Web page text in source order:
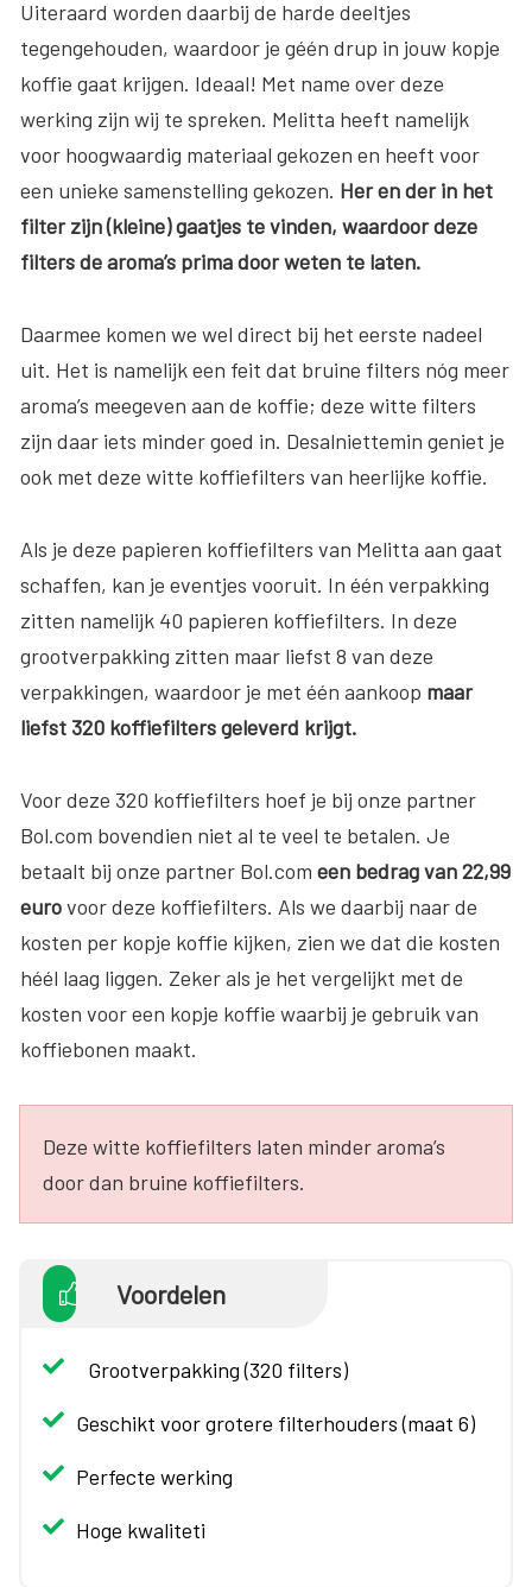
Uiteraard worden daarbij de harde deeltjes
tegengehouden, waardoor je géén drup in jouw kopje
koffie gaat krijgen. Ideaal! Met name over deze
werking zijn wij te spreken. Melitta heeft namelijk
voor hoogwaardig materiaal gekozen en heeft voor
een unieke samenstelling gekozen. Her en der in het
filter zijn (kleine) gaatjes te vinden, waardoor deze
filters de aroma’s prima door weten te laten.
Daarmee komen we wel direct bij het eerste nadeel
uit. Het is namelijk een feit dat bruine filters nóg meer
aroma’s meegeven aan de koffie; deze witte filters
zijn daar iets minder goed in. Desalniettemin geniet je
ook met deze witte koffiefilters van heerlijke koffie.
Als je deze papieren koffiefilters van Melitta aan gaat
schaffen, kan je eventjes vooruit. In één verpakking
zitten namelijk 40 papieren koffiefilters. In deze
grootverpakking zitten maar liefst 8 van deze
verpakkingen, waardoor je met één aankoop maar
liefst 320 koffiefilters geleverd krijgt.
Voor deze 320 koffiefilters hoef je bij onze partner
Bol.com bovendien niet al te veel te betalen. Je
betaalt bij onze partner Bol.com een bedrag van 22,99
eurovoor deze koffiefilters. Als we daarbij naar de
kosten per kopje koffie kijken, zien we dat die kosten
héél laag liggen. Zeker als je het vergelijkt met de
kosten voor een kopje koffie waarbij je gebruik van
koffiebonen maakt.
Deze witte koffiefilters laten minder aroma’s
door dan bruine koffiefilters.
Voordelen
Grootverpakking (320 filters)
Geschikt voor grotere filterhouders (maat 6)
Perfecte werking
Hoge kwaliteti